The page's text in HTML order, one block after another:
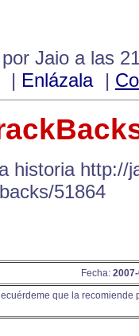
Jaio a las
| Enlázala |
historia http://
51864
Fecha:
que la recomiende